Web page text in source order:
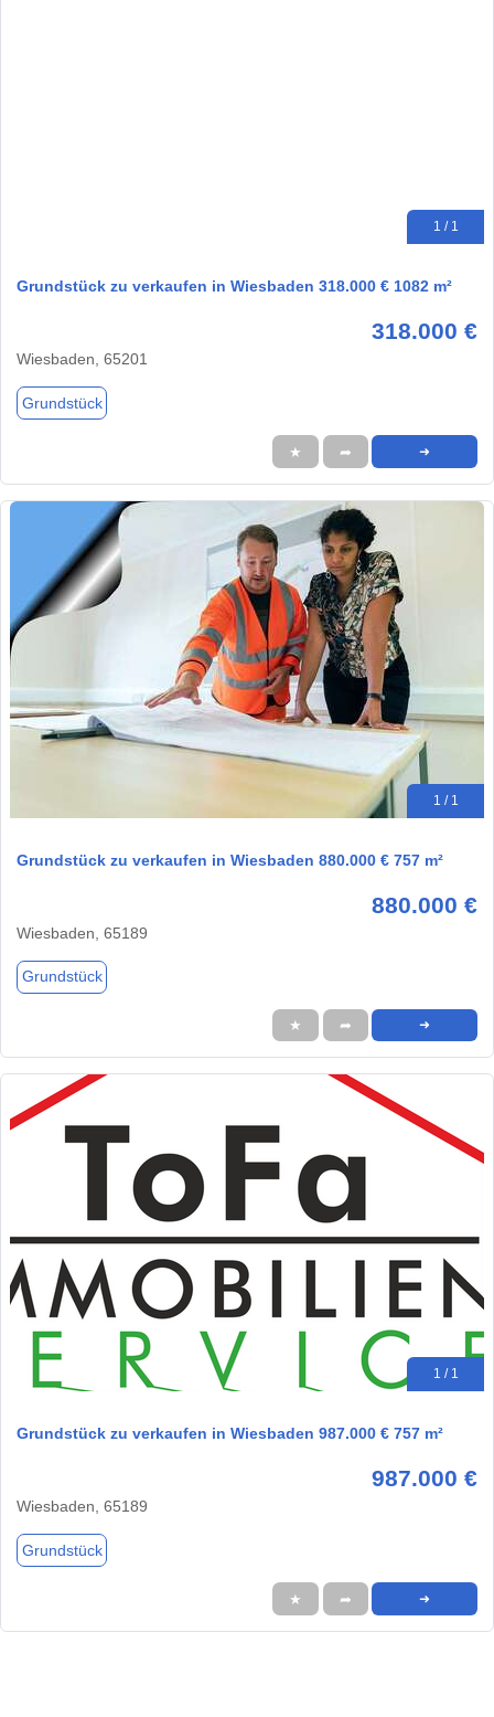
1 / 1
Grundstück zu verkaufen in Wiesbaden 318.000 € 1082 m²
318.000 €
Wiesbaden, 65201
Grundstück
★ ➦ ➜
1 / 1
Grundstück zu verkaufen in Wiesbaden 880.000 € 757 m²
880.000 €
Wiesbaden, 65189
Grundstück
★ ➦ ➜
1 / 1
Grundstück zu verkaufen in Wiesbaden 987.000 € 757 m²
987.000 €
Wiesbaden, 65189
Grundstück
★ ➦ ➜